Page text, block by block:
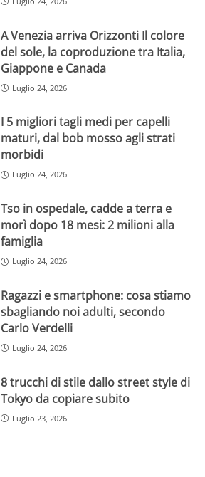
A Venezia arriva Orizzonti Il colore
del sole, la coproduzione tra Italia,
Giappone e Canada
Luglio 24, 2026
I 5 migliori tagli medi per capelli
maturi, dal bob mosso agli strati
morbidi
Luglio 24, 2026
Tso in ospedale, cadde a terra e
morì dopo 18 mesi: 2 milioni alla
famiglia
Luglio 24, 2026
Ragazzi e smartphone: cosa stiamo
sbagliando noi adulti, secondo
Carlo Verdelli
Luglio 24, 2026
8 trucchi di stile dallo street style di
Tokyo da copiare subito
Luglio 23, 2026